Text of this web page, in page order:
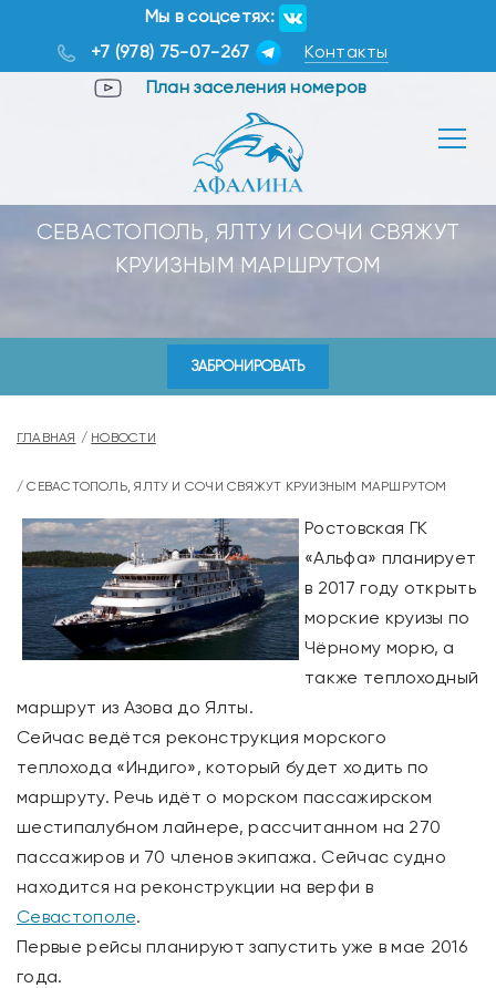
Мы в соцсетях:
+7 (978) 75-07-267
Контакты
План заселения номеров
СЕВАСТОПОЛЬ, ЯЛТУ И СОЧИ СВЯЖУТ
КРУИЗНЫМ МАРШРУТОМ
ЗАБРОНИРОВАТЬ
ГЛАВНАЯ НОВОСТИ
СЕВАСТОПОЛЬ, ЯЛТУ И СОЧИ СВЯЖУТ КРУИЗНЫМ МАРШРУТОМ
Ростовская ГК
«Альфа» планирует
в 2017 году открыть
морские круизы по
Чёрному морю, а
также теплоходный
маршрут из Азова до Ялты.
Сейчас ведётся реконструкция морского
теплохода «Индиго», который будет ходить по
маршруту. Речь идёт о морском пассажирском
шестипалубном лайнере, рассчитанном на 270
пассажиров и 70 членов экипажа. Сейчас судно
находится на реконструкции на верфи в
Севастополе.
Первые рейсы планируют запустить уже в мае 2016
года.